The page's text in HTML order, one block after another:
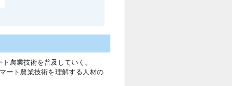
農業技術を普及していく。
ート農業技術を理解する人材の